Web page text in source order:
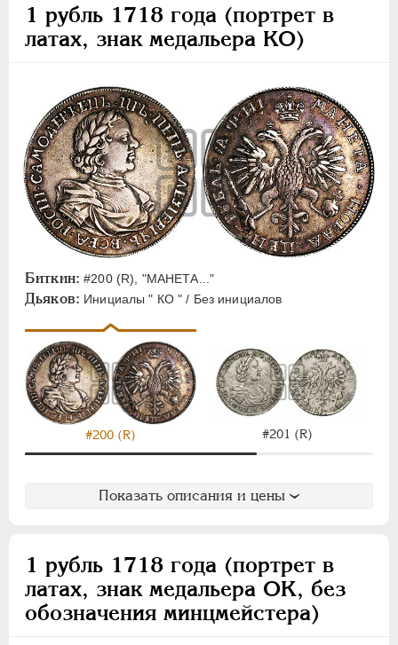
1 рубль 1718 года (портрет в
латах, знак медальера КО)
Биткин: #200 (R), "МАНЕТА..."
Дьяков: Инициалы " КО " / Без инициалов
#200 (R) #201 (R)
Показать описания и цены
1 рубль 1718 года (портрет в
латах, знак медальера ОК, без
обозначения минцмейстера)